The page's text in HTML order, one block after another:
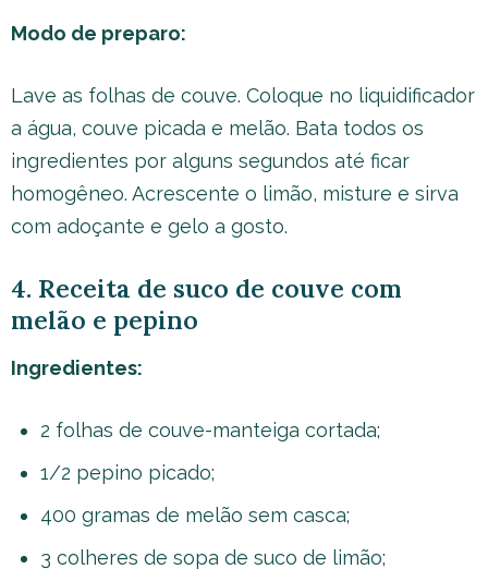
Modo de preparo:
Lave as folhas de couve. Coloque no liquidificador
a água, couve picada e melão. Bata todos os
ingredientes por alguns segundos até ficar
homogêneo. Acrescente o limão, misture e sirva
com adoçante e gelo a gosto.
4. Receita de suco de couve com
melão e pepino
Ingredientes:
2 folhas de couve-manteiga cortada;
1/2 pepino picado;
400 gramas de melão sem casca;
3 colheres de sopa de suco de limão;